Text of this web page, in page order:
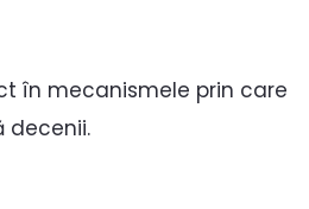
în mecanismele prin care
decenii.